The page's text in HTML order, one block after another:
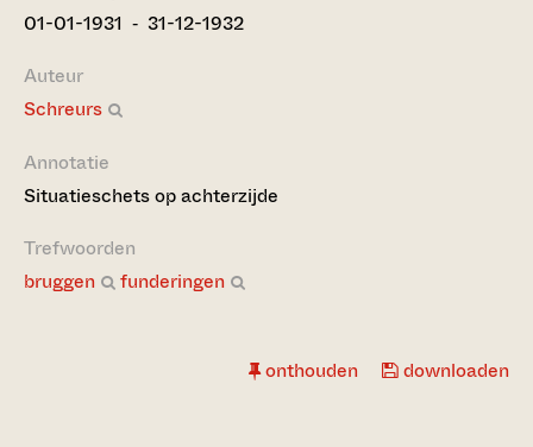
01-01-1931 ‐ 31-12-1932
Auteur
Schreurs
Annotatie
Situatieschets op achterzijde
Trefwoorden
bruggen
funderingen
onthouden downloaden